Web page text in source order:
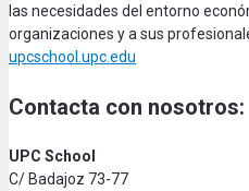
las necesidades del entorno
organizaciones y a sus
upcschool.upc.edu
Contacta con nosotros:
UPC School
C/ Badajoz 73-77